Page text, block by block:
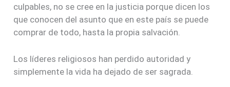
culpables, no se cree en la justicia porque dicen los
que conocen del asunto que en este país se puede
comprar de todo, hasta la propia salvación.
Los líderes religiosos han perdido autoridad y
simplemente la vida ha dejado de ser sagrada.